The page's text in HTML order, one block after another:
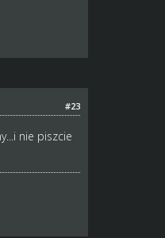
#23
nie piszcie